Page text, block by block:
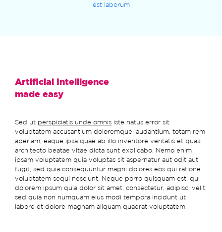
est laborum
Artificial Intelligence
made easy
Sed ut perspiciatis unde omnis iste natus error sit
voluptatem accusantium doloremque laudantium, totam rem
aperiam, eaque ipsa quae ab illo inventore veritatis et quasi
architecto beatae vitae dicta sunt explicabo. Nemo enim
ipsam voluptatem quia voluptas sit aspernatur aut odit aut
fugit, sed quia consequuntur magni dolores eos qui ratione
voluptatem sequi nesciunt. Neque porro quisquam est, qui
dolorem ipsum quia dolor sit amet, consectetur, adipisci velit,
sed quia non numquam eius modi tempora incidunt ut
labore et dolore magnam aliquam quaerat voluptatem.